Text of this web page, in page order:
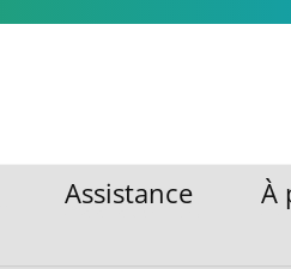
Assistance
Assistance À
À